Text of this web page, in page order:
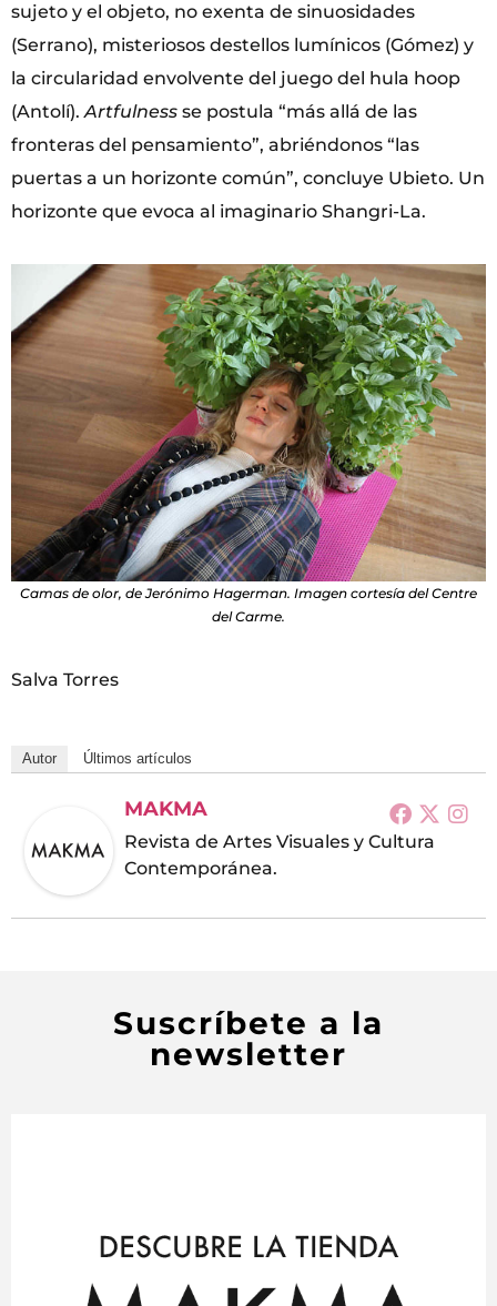
sujeto y el objeto, no exenta de sinuosidades
(Serrano), misteriosos destellos lumínicos (Gómez) y
la circularidad envolvente del juego del hula hoop
(Antolí).Artfulness se postula “más allá de las
fronteras del pensamiento”, abriéndonos “las
puertas a un horizonte común”, concluye Ubieto. Un
horizonte que evoca al imaginario Shangri-La.
Camas de olor, de Jerónimo Hagerman. Imagen cortesía del Centre
del Carme.
Salva Torres
Autor Últimos artículos
MAKMA
Revista de Artes Visuales y Cultura
Contemporánea.
Suscríbete a la
newsletter